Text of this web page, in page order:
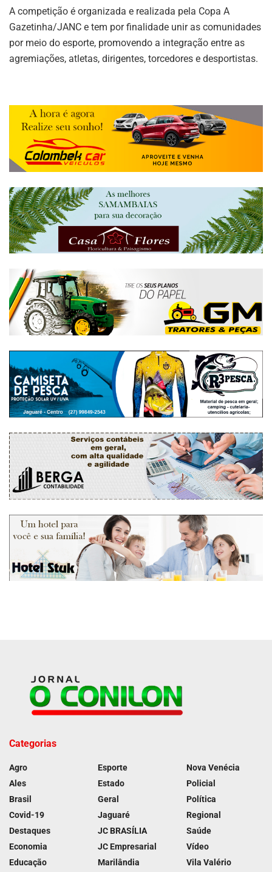
A competição é organizada e realizada pela Copa A
Gazetinha/JANC e tem por finalidade unir as comunidades
por meio do esporte, promovendo a integração entre as
agremiações, atletas, dirigentes, torcedores e desportistas.
Categorias
Agro
Ales
Brasil
Covid-19
Destaques
Economia
Educação
Esporte
Estado
Geral
Jaguaré
JC BRASÍLIA
JC Empresarial
Marilândia
Nova Venécia
Policial
Política
Regional
Saúde
Vídeo
Vila Valério